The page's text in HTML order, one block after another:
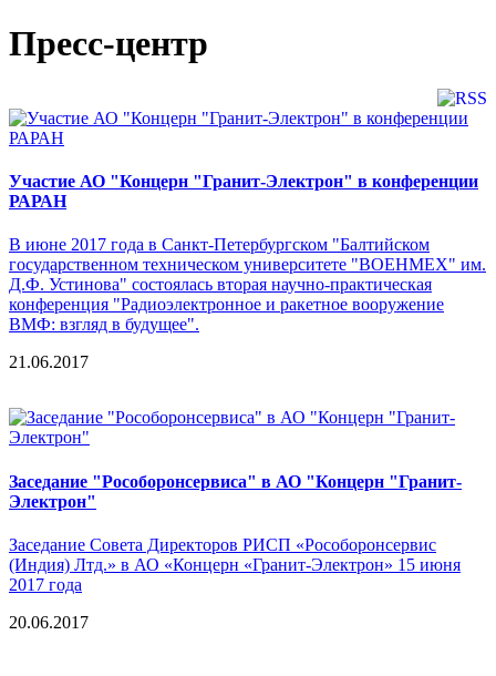
Пресс-центр
Участие АО "Концерн "Гранит-Электрон" в конференции
РАРАН
В июне 2017 года в Санкт-Петербургском "Балтийском
государственном техническом университете "ВОЕНМЕХ" им.
Д.Ф. Устинова" состоялась вторая научно-практическая
конференция "Радиоэлектронное и ракетное вооружение
ВМФ: взгляд в будущее".
21.06.2017
Заседание "Рособоронсервиса" в АО "Концерн "Гранит-
Электрон"
Заседание Совета Директоров РИСП «Рособоронсервис
(Индия) Лтд.» в АО «Концерн «Гранит-Электрон» 15 июня
2017 года
20.06.2017